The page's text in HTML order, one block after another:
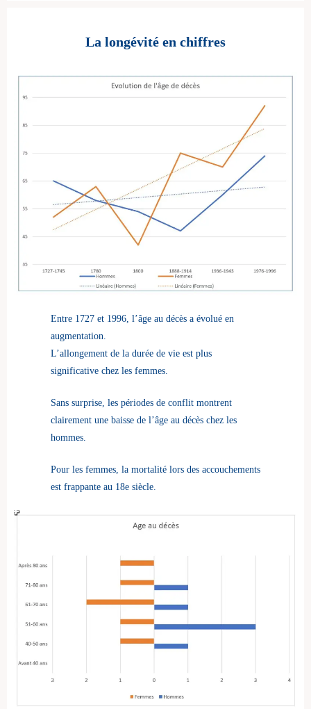
La longévité en chiffres
Entre 1727 et 1996, l’âge au décès a évolué en
augmentation.
L’allongement de la durée de vie est plus
significative chez les femmes.
Sans surprise, les périodes de conflit montrent
clairement une baisse de l’âge au décès chez les
hommes.
Pour les femmes, la mortalité lors des accouchements
est frappante au 18e siècle.